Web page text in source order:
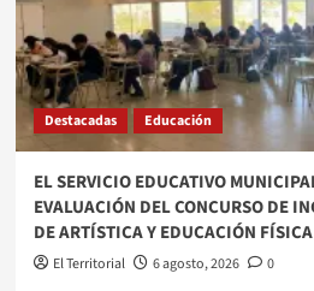
Destacadas Educación
EL SERVICIO EDUCATIVO
EVALUACIÓN DEL CONCURSO DE
DE ARTÍSTICA Y EDUCACIÓN FÍSICA
El Territorial 6 agosto, 2026 0